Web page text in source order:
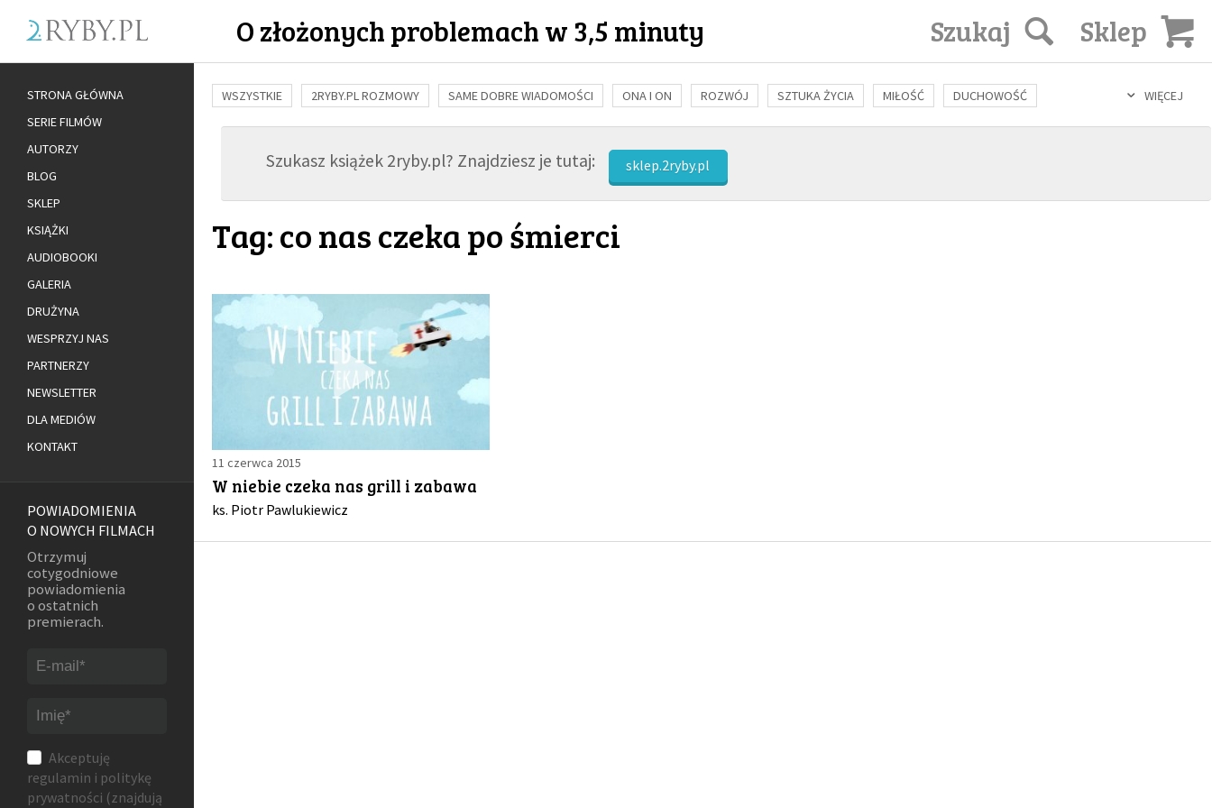
O złożonych problemach w 3,5 minuty Sklep
Szukaj
WIĘCEJ
WSZYSTKIE 2RYBY.PL ROZMOWY SAME DOBRE WIADOMOŚCI ONA I ON ROZWÓJ SZTUKA ŻYCIA MIŁOŚĆ DUCHOWOŚĆ
BUDOWANIE WIĘZI RODZINA NAUKA BIBLIA KOBIETA MĘŻCZYZNA RELIGIE FILOZOFIA KULTURA ŚWIĘCI SEKS IN VITRO
ADOPCJASzukasz książek 2ryby.pl? Znajdziesz je tutaj: sklep.2ryby.pl
Tag: co nas czeka po śmierci
11 czerwca 2015
W niebie czeka nas grill i zabawa
ks. Piotr Pawlukiewicz
STRONA GŁÓWNA
SERIE FILMÓW
AUTORZY
BLOG
SKLEP
KSIĄŻKI
AUDIOBOOKI
GALERIA
DRUŻYNA
WESPRZYJ NAS
PARTNERZY
NEWSLETTER
DLA MEDIÓW
KONTAKT
POWIADOMIENIA
O NOWYCH FILMACH
Otrzymuj
cotygodniowe
powiadomienia
o ostatnich
premierach.
Akceptuję
regulamin i politykę
prywatności (znajdują